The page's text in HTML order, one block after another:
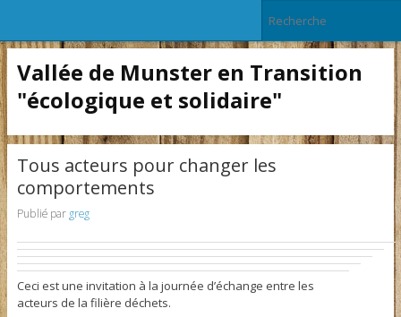
Vallée de Munster en Transition
"écologique et solidaire"
Tous acteurs pour changer les
comportements
Publié par greg
Ceci est une invitation à la journée d’échange entre les
acteurs de la filière déchets.